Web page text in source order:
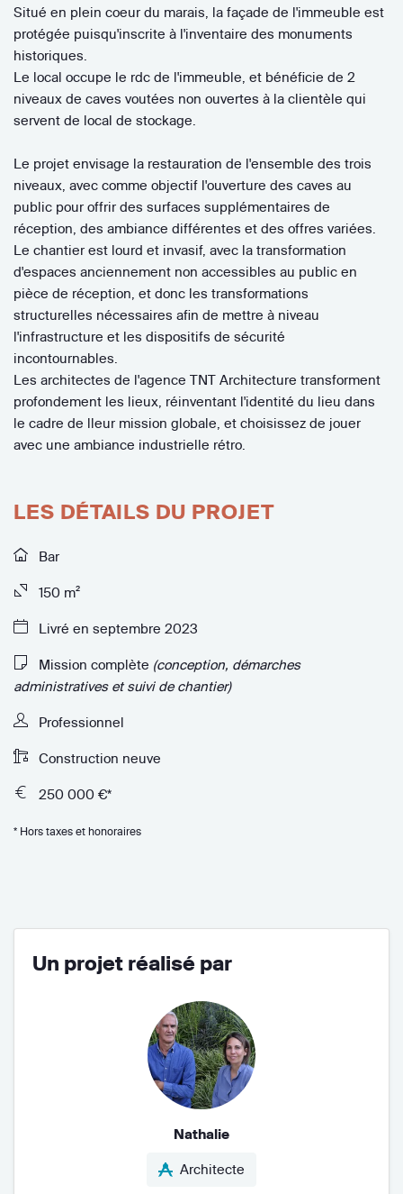
Situé en plein coeur du marais, la façade de l'immeuble est
protégée puisqu'inscrite à l'inventaire des monuments
historiques.
Le local occupe le rdc de l'immeuble, et bénéficie de 2
niveaux de caves voutées non ouvertes à la clientèle qui
servent de local de stockage.
Le projet envisage la restauration de l'ensemble des trois
niveaux, avec comme objectif l'ouverture des caves au
public pour offrir des surfaces supplémentaires de
réception, des ambiance différentes et des offres variées.
Le chantier est lourd et invasif, avec la transformation
d'espaces anciennement non accessibles au public en
pièce de réception, et donc les transformations
structurelles nécessaires afin de mettre à niveau
l'infrastructure et les dispositifs de sécurité
incontournables.
Les architectes de l'agence TNT Architecture transforment
profondement les lieux, réinventant l'identité du lieu dans
le cadre de lleur mission globale, et choisissez de jouer
avec une ambiance industrielle rétro.
LES DÉTAILS DU PROJET
Bar
150 m²
Livré en septembre 2023
Mission complète (conception, démarches
administratives et suivi de chantier)
Professionnel
Construction neuve
250 000 €*
* Hors taxes et honoraires
Un projet réalisé par
Nathalie
Architecte